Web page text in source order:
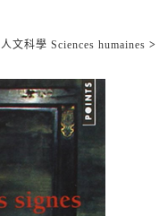
人文科學 Sciences humaines >